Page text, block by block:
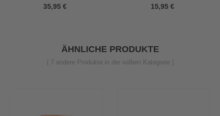
35,95 € 15,95 €
ÄHNLICHE PRODUKTE
( 7 andere Produkte in der selben Kategorie )